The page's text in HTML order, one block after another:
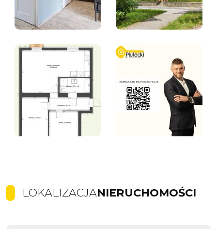
LOKALIZACJANIERUCHOMOŚCI